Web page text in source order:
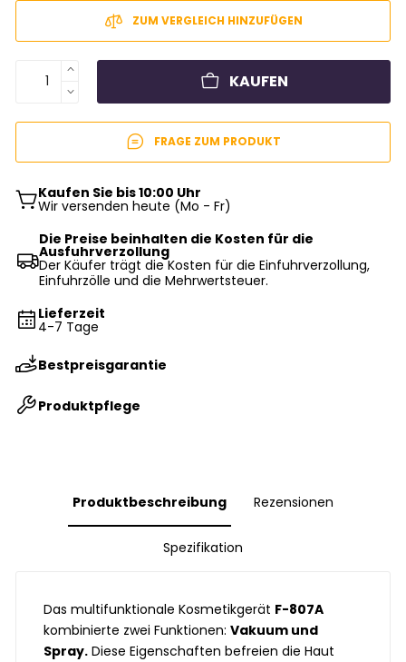
ZUM VERGLEICH HINZUFÜGEN
KAUFEN
FRAGE ZUM PRODUKT
Kaufen Sie bis 10:00 Uhr
Wir versenden heute (Mo - Fr)
Die Preise beinhalten die Kosten für die
Ausfuhrverzollung
Der Käufer trägt die Kosten für die Einfuhrverzollung,
Einfuhrzölle und die Mehrwertsteuer.
Lieferzeit
4-7 Tage
Bestpreisgarantie
Produktpflege
Produktbeschreibung Rezensionen
Spezifikation
Das multifunktionale Kosmetikgerät F-807A
kombinierte zwei Funktionen:Vakuum und
Spray. Diese Eigenschaften befreien die Haut